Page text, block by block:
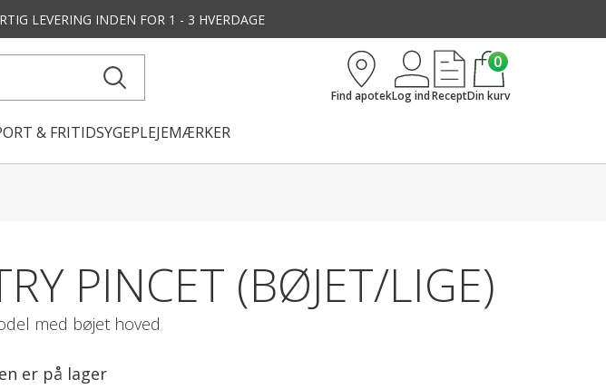
LEVERING INDEN FOR 1 - 3 HVERDAGE
& FRITIDSYGEPLEJEMÆRKER
Find apotekLog indRecept
0
Din kurv
PINCET (BØJET/LIGE)
med bøjet hoved
er på lager